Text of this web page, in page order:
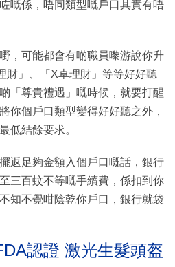
嘅係，唔同類型嘅戶口其實有唔
，可能都會有啲職員嚟游說你升
財」、「X卓理財」等等好好聽
「尊貴禮遇」嘅時候，就要打醒
你個戶口類型變得好好聽之外，
低結餘要求。
返足夠金額入個戶口嘅話，銀行
三百蚊不等嘅手續費，係扣到你
知不覺咁陰乾你戶口，銀行就袋
認證 激光生髮頭盔